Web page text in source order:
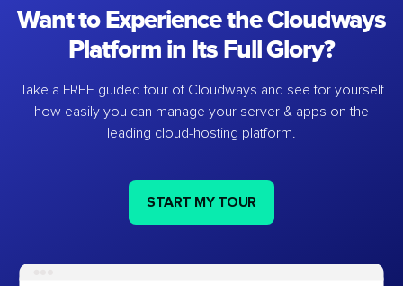
Want to Experience the Cloudways
Platform in Its Full Glory?
Take a FREE guided tour of Cloudways and see for yourself
how easily you can manage your server & apps on the
leading cloud-hosting platform.
START MY TOUR